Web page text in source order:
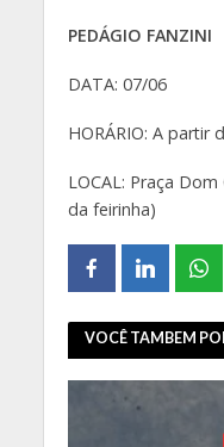
PEDÁGIO FANZINI
DATA: 07/06
HORÁRIO: A partir
LOCAL: Praça
da feirinha)
VOCÊ TAMBEM